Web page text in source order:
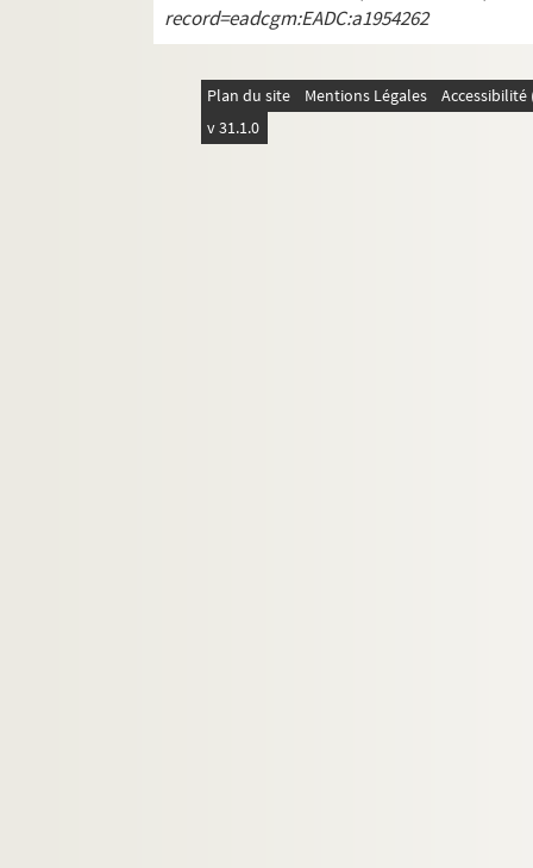
record=eadcgm:EADC:a1954262
Plan du site Mentions Légales
v 31.1.0